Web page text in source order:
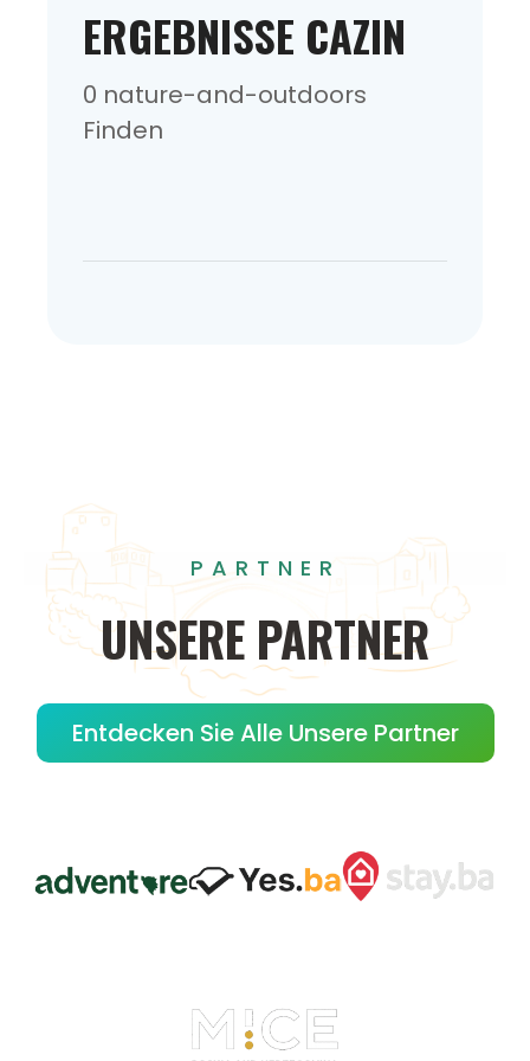
ERGEBNISSE CAZIN
0 nature-and-outdoors
Finden
PARTNER
UNSERE PARTNER
Entdecken Sie Alle Unsere Partner